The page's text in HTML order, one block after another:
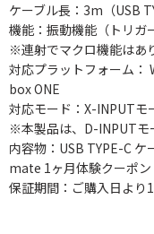
ケーブル長：3m（USB
機能：振動機能（トリガ
※連射でマクロ機能はあ
対応プラットフォーム：
box ONE
対応モード：X-INPUTモ
※本製品は、D-INPUTモ
内容物：USB TYPE-C ケ
mate 1ヶ月体験クーポン
保証期間：ご購入日より